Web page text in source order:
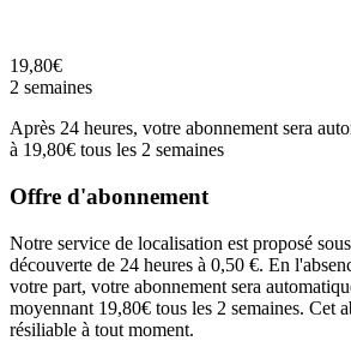
19,80€
2 semaines
Après 24 heures, votre abonnement sera
à 19,80€ tous les 2 semaines
Offre d'abonnement
Notre service de localisation est proposé
découverte de 24 heures à 0,50 €. En
votre part, votre abonnement sera
moyennant 19,80€ tous les 2 semaines. Cet
résiliable à tout moment.